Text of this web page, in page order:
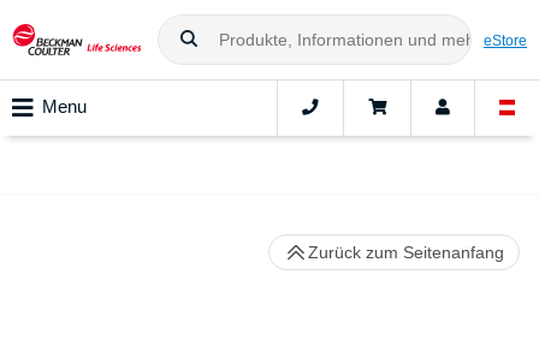
eStore
Menu
Zurück zum Seitenanfang